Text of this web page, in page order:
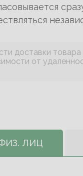
доставки
от
ЛИЦ